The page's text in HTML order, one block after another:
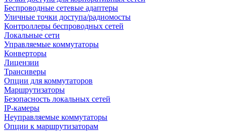
Беспроводные сетевые адаптеры
Уличные точки доступа/радиомосты
Контроллеры беспроводных сетей
Локальные сети
Управляемые коммутаторы
Конверторы
Лицензии
Трансиверы
Опции для коммутаторов
Маршрутизаторы
Безопасность локальных сетей
IP-камеры
Неуправляемые коммутаторы
Опции к маршрутизаторам